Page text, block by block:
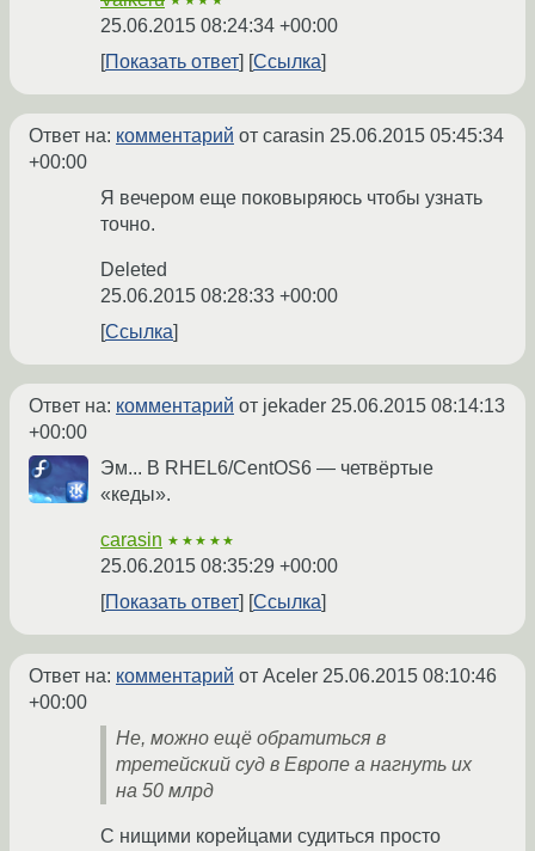
25.06.2015 08:24:34 +00:00
Показать ответ
Ссылка
Ответ на: комментарий от carasin 25.06.2015 05:45:34
+00:00
Я вечером еще поковыряюсь чтобы узнать
точно.
Deleted
25.06.2015 08:28:33 +00:00
Ссылка
Ответ на: комментарий от jekader 25.06.2015 08:14:13
+00:00
Эм... В RHEL6/CentOS6 — четвёртые
«кеды».
carasin ★★★★★
25.06.2015 08:35:29 +00:00
Показать ответ
Ссылка
Ответ на: комментарий от Aceler 25.06.2015 08:10:46
+00:00
Не, можно ещё обратиться в
третейский суд в Европе а нагнуть их
на 50 млрд
C нищими корейцами судиться просто